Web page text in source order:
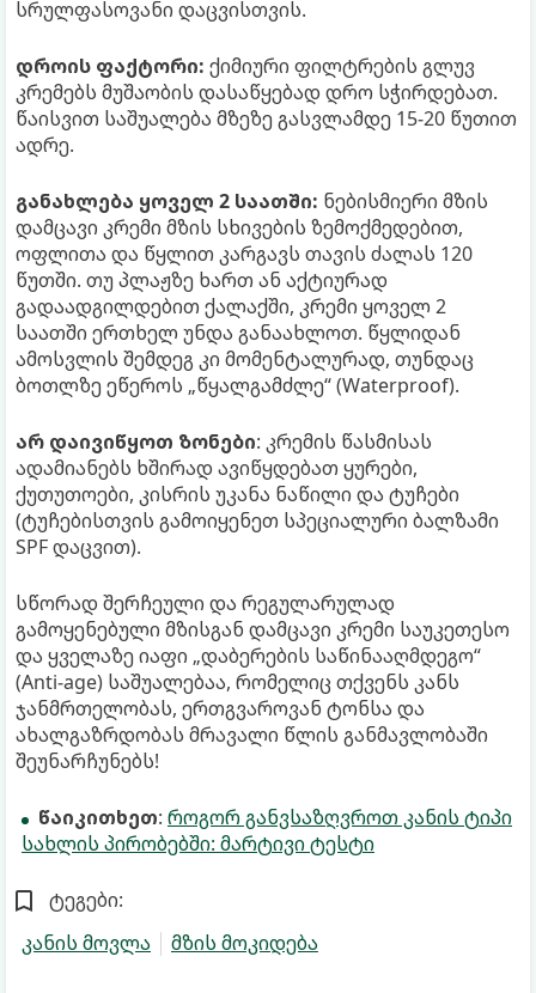
სრულფასოვანი დაცვისთვის.
დროის ფაქტორი: ქიმიური ფილტრების გლუვ
კრემებს მუშაობის დასაწყებად დრო სჭირდებათ.
წაისვით საშუალება მზეზე გასვლამდე 15-20 წუთით
ადრე.
განახლება ყოველ 2 საათში: ნებისმიერი მზის
დამცავი კრემი მზის სხივების ზემოქმედებით,
ოფლითა და წყლით კარგავს თავის ძალას 120
წუთში. თუ პლაჟზე ხართ ან აქტიურად
გადაადგილდებით ქალაქში, კრემი ყოველ 2
საათში ერთხელ უნდა განაახლოთ. წყლიდან
ამოსვლის შემდეგ კი მომენტალურად, თუნდაც
ბოთლზე ეწეროს „წყალგამძლე“ (Waterproof).
არ დაივიწყოთ ზონები: კრემის წასმისას
ადამიანებს ხშირად ავიწყდებათ ყურები,
ქუთუთოები, კისრის უკანა ნაწილი და ტუჩები
(ტუჩებისთვის გამოიყენეთ სპეციალური ბალზამი
SPF დაცვით).
სწორად შერჩეული და რეგულარულად
გამოყენებული მზისგან დამცავი კრემი საუკეთესო
და ყველაზე იაფი „დაბერების საწინააღმდეგო“
(Anti-age) საშუალებაა, რომელიც თქვენს კანს
ჯანმრთელობას, ერთგვაროვან ტონსა და
ახალგაზრდობას მრავალი წლის განმავლობაში
შეუნარჩუნებს!
წაიკითხეთ: როგორ განვსაზღვროთ კანის ტიპი
სახლის პირობებში: მარტივი ტესტი
ტეგები:
კანის მოვლა
მზის მოკიდება